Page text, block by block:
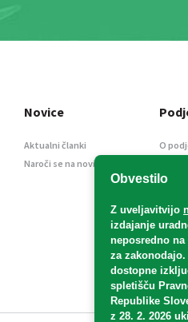
Obvestilo
Z uveljavitvijo
izdajanje
neposredno na
za zakonodajo.
dostopne
spletišču
Republike
z 28. 2. 2026
Novice
Aktualni članki
Naroči se na novice
O
Izjava
E-